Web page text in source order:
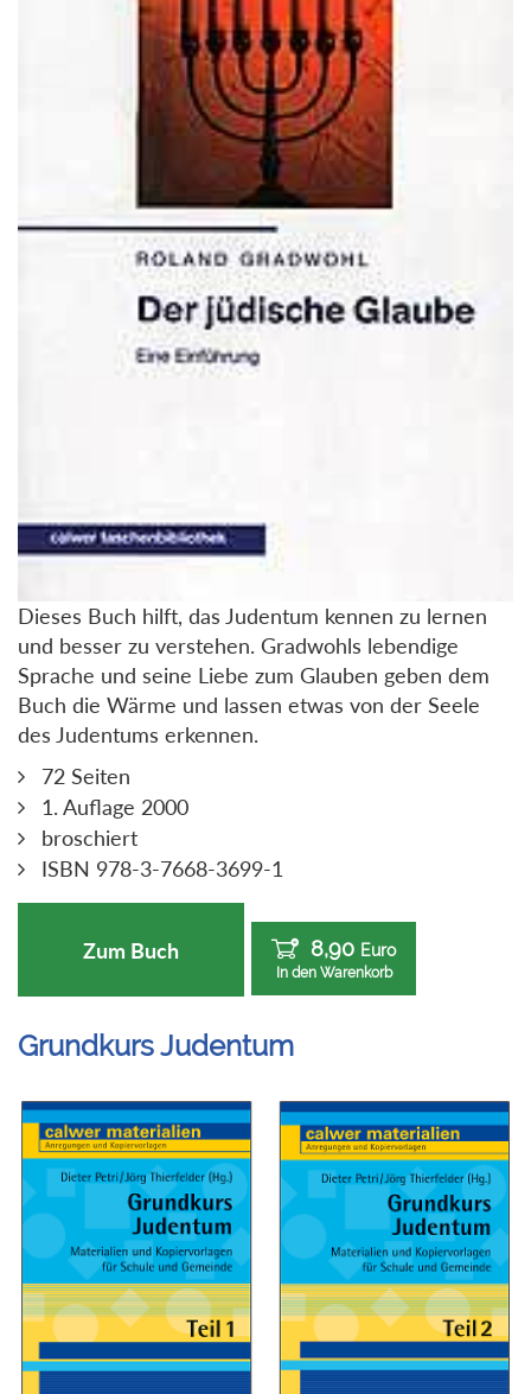
Dieses Buch hilft, das Judentum kennen zu lernen
und besser zu verstehen. Gradwohls lebendige
Sprache und seine Liebe zum Glauben geben dem
Buch die Wärme und lassen etwas von der Seele
des Judentums erkennen.
72 Seiten
1. Auflage 2000
broschiert
ISBN 978-3-7668-3699-1
Zum Buch 8,90 Euro
In den Warenkorb
Grundkurs Judentum